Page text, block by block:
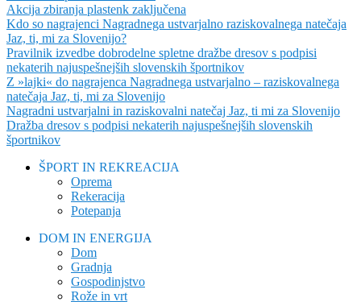
Akcija zbiranja plastenk zaključena
Kdo so nagrajenci Nagradnega ustvarjalno raziskovalnega natečaja
Jaz, ti, mi za Slovenijo?
Pravilnik izvedbe dobrodelne spletne dražbe dresov s podpisi
nekaterih najuspešnejših slovenskih športnikov
Z »lajki« do nagrajenca Nagradnega ustvarjalno – raziskovalnega
natečaja Jaz, ti, mi za Slovenijo
Nagradni ustvarjalni in raziskovalni natečaj Jaz, ti mi za Slovenijo
Dražba dresov s podpisi nekaterih najuspešnejših slovenskih
športnikov
ŠPORT IN REKREACIJA
Oprema
Rekeracija
Potepanja
DOM IN ENERGIJA
Dom
Gradnja
Gospodinjstvo
Rože in vrt